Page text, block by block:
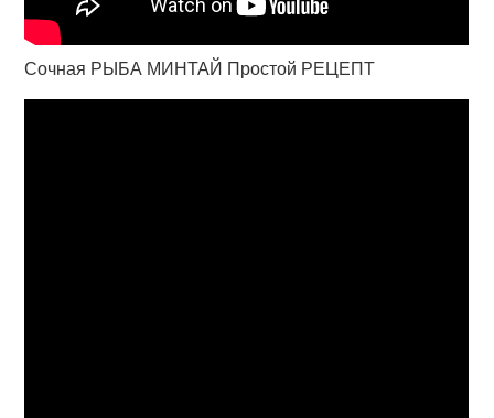
Сочная РЫБА МИНТАЙ Простой РЕЦЕПТ